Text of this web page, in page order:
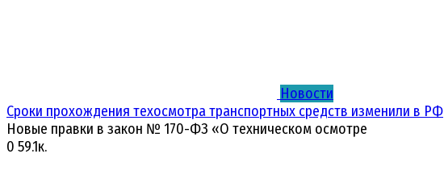
Новости
Сроки прохождения техосмотра транспортных средств изменили в РФ
Новые правки в закон № 170-ФЗ «О техническом осмотре
0 59.1к.